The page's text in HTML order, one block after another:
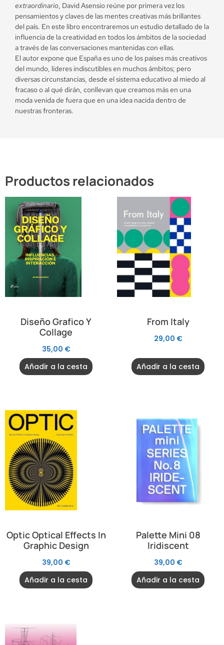
extraordinario, David Asensio reúne por primera vez los
pensamientos y claves de las mentes creativas más brillantes
del país. En este libro encontraremos un estudio detallado de la
influencia de la creatividad en todos los ámbitos de la sociedad
a través de las conversaciones mantenidas con ellas.
El autor expone que España es uno de los países más creativos
del mundo, líderes indiscutibles en muchos ámbitos; pero
diversas circunstancias, desde el sistema educativo al miedo al
fracaso o al qué dirán, conllevan que creamos más en una
moda venida de fuera que en una idea nacida dentro de
nuestras fronteras.
Productos relacionados
Diseño Grafico Y
Collage
35,00 €
Añadir a la cesta
From Italy
29,00 €
Añadir a la cesta
Optic Optical Effects In
Graphic Design
39,00 €
Añadir a la cesta
Palette Mini 08
Iridiscent
39,00 €
Añadir a la cesta